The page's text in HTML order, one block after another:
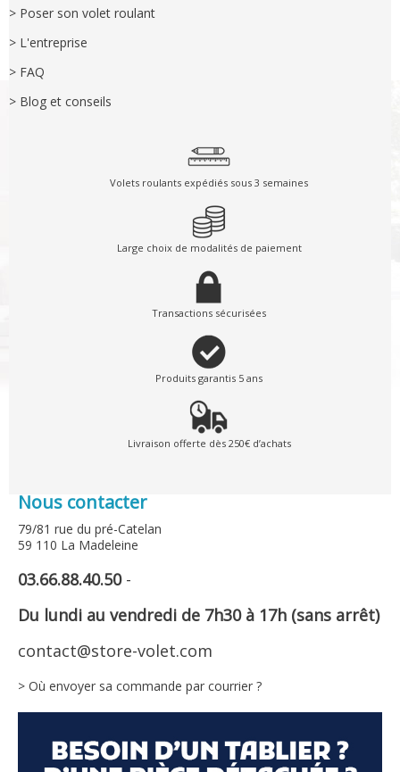
> Poser son volet roulant
> L'entreprise
> FAQ
> Blog et conseils
Volets roulants expédiés sous 3 semaines
Large choix de modalités de paiement
Transactions sécurisées
Produits garantis 5 ans
Livraison offerte dès 250€ d’achats
Nous contacter
79/81 rue du pré-Catelan
59 110 La Madeleine
03.66.88.40.50-
Du lundi au vendredi de 7h30 à 17h (sans arrêt)
contact@store-volet.com
> Où envoyer sa commande par courrier ?